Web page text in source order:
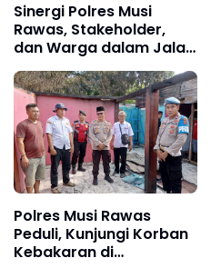
Sinergi Polres Musi
Rawas, Stakeholder,
dan Warga dalam Jalan
Sehat Hari Bhayangkara
ke-80
Polres Musi Rawas
Peduli, Kunjungi Korban
Kebakaran di